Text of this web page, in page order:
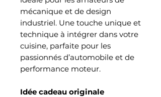
mécanique et de design
industriel. Une touche unique et
technique à intégrer dans votre
cuisine, parfaite pour les
passionnés d’automobile et de
performance moteur.
Idée cadeau originale